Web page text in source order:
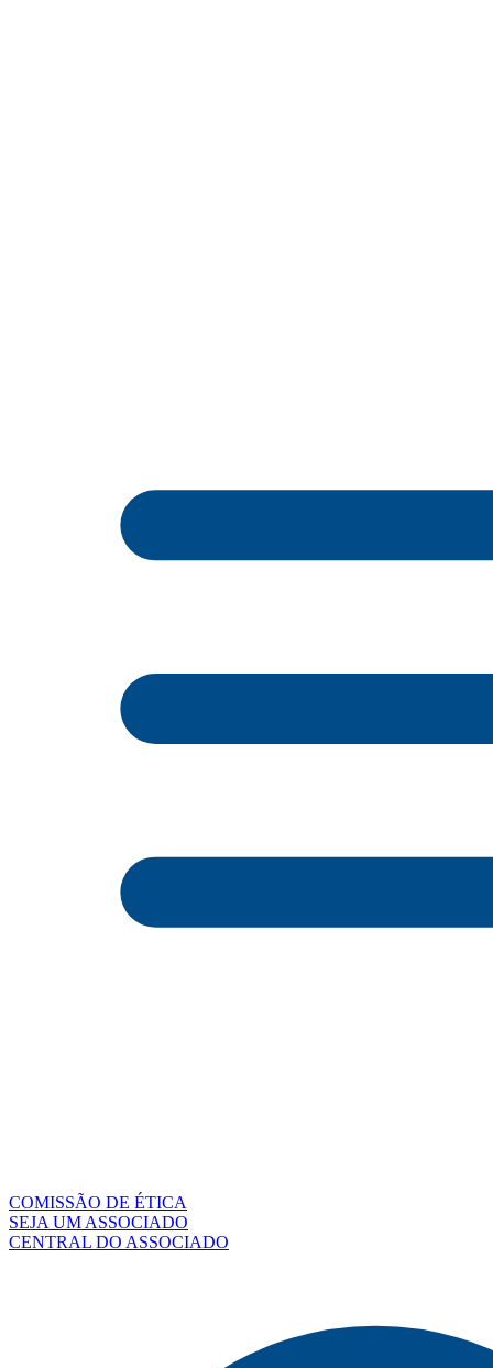
COMISSÃO DE ÉTICA
SEJA UM ASSOCIADO
CENTRAL DO ASSOCIADO